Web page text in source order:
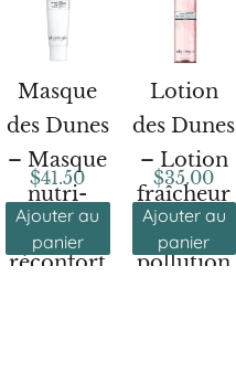
Masque
des Dunes
– Masque
nutri-
apaisant
réconfort
$41.50
Ajouter au
panier
Lotion
des Dunes
– Lotion
fraîcheur
anti-
pollution
$35.00
Ajouter au
panier